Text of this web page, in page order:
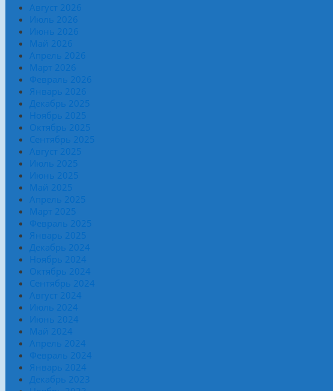
Август 2026
Июль 2026
Июнь 2026
Май 2026
Апрель 2026
Март 2026
Февраль 2026
Январь 2026
Декабрь 2025
Ноябрь 2025
Октябрь 2025
Сентябрь 2025
Август 2025
Июль 2025
Июнь 2025
Май 2025
Апрель 2025
Март 2025
Февраль 2025
Январь 2025
Декабрь 2024
Ноябрь 2024
Октябрь 2024
Сентябрь 2024
Август 2024
Июль 2024
Июнь 2024
Май 2024
Апрель 2024
Февраль 2024
Январь 2024
Декабрь 2023